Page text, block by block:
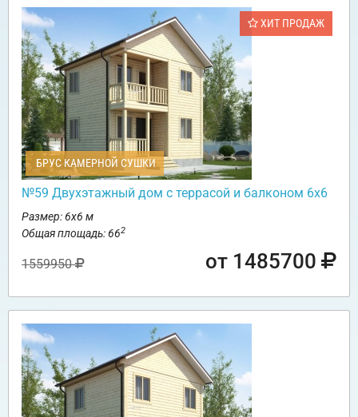
ХИТ ПРОДАЖ
БРУС КАМЕРНОЙ СУШКИ
№59 Двухэтажный дом с террасой и балконом 6х6
Размер: 6х6 м
Общая площадь: 662
1559950 от 1485700